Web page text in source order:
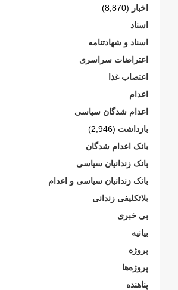
اخبار (8,870)
اسناد
اسناد و شهادتنامە
اعتراضات سراسری
اعتصاب غذا
اعدام
اعدام شدگان سیاسی
بازداشت (2,946)
بانک اعدام شدگان
بانک زندانیان سیاسی
بانک زندانیان سیاسی و اعدام
بلاتکلیفی زندانی
بی خبری
بیانیە
پروژە
پروژەها
پناهنده